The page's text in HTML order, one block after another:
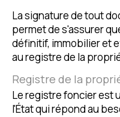
La signature de tout
permet de s'assurer
définitif, immobilier et
au registre de la
Registre de la
Le registre foncier est
l'État qui répond au